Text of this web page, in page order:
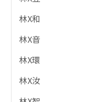
林X和
林X音
林X環
林X汝